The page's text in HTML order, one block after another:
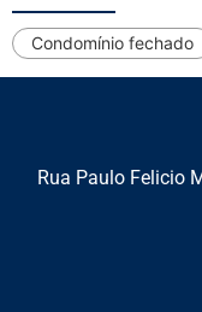
Condomínio fechado
Rua Paulo Felicio